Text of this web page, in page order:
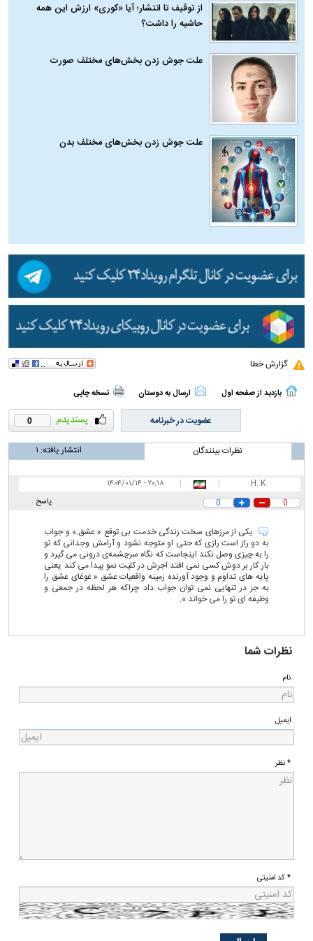
از توقیف تا انتشار؛ آیا «کوری» ارزش این همه
حاشیه را داشت؟
علت جوش زدن بخش‌های مختلف صورت
علت جوش زدن بخش‌های مختلف بدن
گزارش خطا
بازدید از صفحه اول ارسال به دوستان نسخه چاپی
0 عضویت در خبرنامه
نظرات بینندگان انتشار یافته: ۱
H. K
|
|
۲۰:۱۸ - ۱۴۰۴/۰۱/۱۴
پاسخ
0
0
یکی از مرزهای سخت زندگی خدمت بی توقع « عشق.» و جواب
به دو راز است رازی که حتی او متوجه نشود و آرامش وجدانی که تو
را به چیزی وصل نکند اینجاست که نگاه سرچشمه‌ی درونی می گیرد و
بار کار بر دوش کسی نمی افتد اجرش در کلیت نمو پیدا می کند یعنی
پایه های تداوم و وجود آورنده زمینه واقعیات عشق « غوغای عشق را
به جز در تنهایی نمی توان جواب داد چراکه هر لحظه در جمعی و
وظیفه ای تو را می خواند ».
نظرات شما
نام
ایمیل
* نظر
* کد امنیتی